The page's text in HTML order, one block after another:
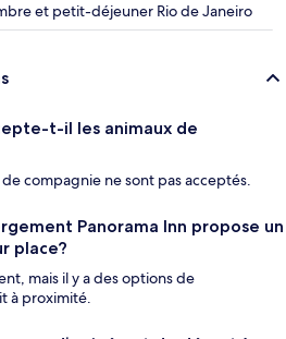
et petit-déjeuner Rio de Janeiro
t-il les animaux de
de compagnie ne sont pas acceptés.
Panorama Inn propose un
place?
mais il y a des options de
à proximité.